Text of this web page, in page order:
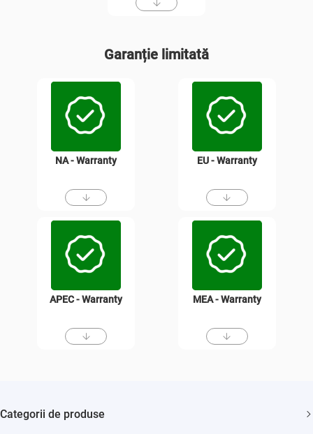
Garanție limitată
NA - Warranty EU - Warranty
APEC - Warranty MEA - Warranty
Categorii de produse